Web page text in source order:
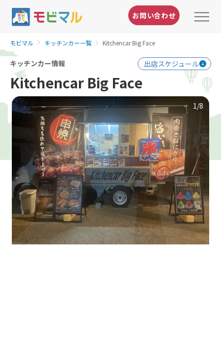
お問い合わせ
モビマル キッチンカー一覧 Kitchencar Big Face
キッチンカー情報 出店スケジュール
Kitchencar Big Face
1/8